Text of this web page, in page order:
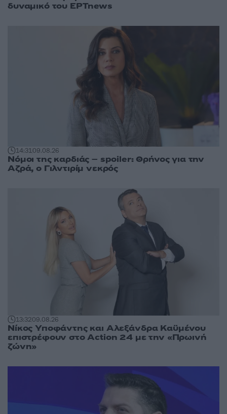
δυναμικό του ΕΡΤnews
14:3109.08.26
Νόμοι της καρδιάς – spoiler: Θρήνος για την
Αζρά, ο Γιλντιρίμ νεκρός
13:3209.08.26
Νίκος Υποφάντης και Αλεξάνδρα Καϋμένου
επιστρέφουν στο Action 24 με την «Πρωινή
ζώνη»